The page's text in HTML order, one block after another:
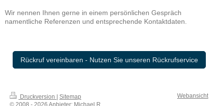
Wir nennen Ihnen gerne in einem persönlichen Gespräch
namentliche Referenzen und entsprechende Kontaktdaten.
Rückruf vereinbaren - Nutzen Sie unseren Rückrufservice
Druckversion
Sitemap
© 2008 - 2026 Anbieter: Michael R.
Webansicht